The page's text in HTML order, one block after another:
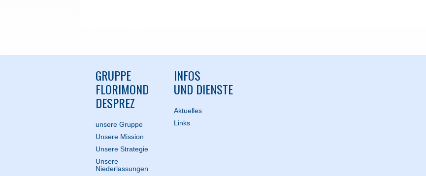
GRUPPE
FLORIMOND
DESPREZ
unsere Gruppe
Unsere Mission
Unsere Strategie
Unsere
Niederlassungen
INFOS
UND DIENSTE
Aktuelles
Links